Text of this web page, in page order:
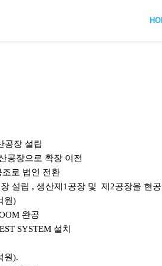
공장 설립
공장으로 확장 이전
로 법인 전환
설립 , 생산제 1 공장 및 제 2공장을 현
원)
완공
SYSTEM 설치
원).